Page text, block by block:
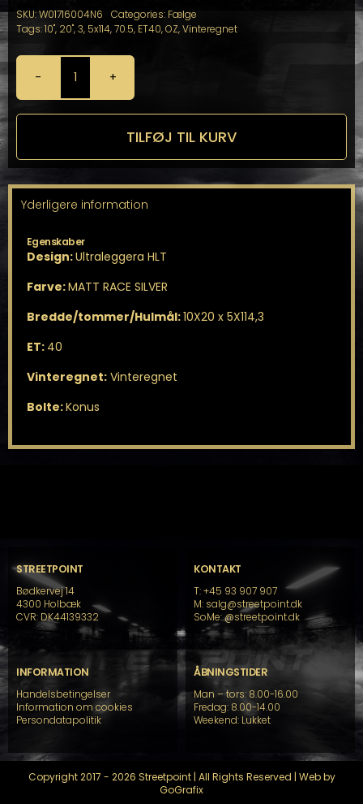
SKU:W01716004N6 Categories: Fælge
Tags:10", 20",3, 5x114,70.5, ET40,OZ,Vinteregnet
OZ
Ultraleggera
HLT
antal
TILFØJ TIL KURV
Yderligere information
Egenskaber
Design:Ultraleggera HLT
Farve:MATT RACE SILVER
Bredde/tommer/Hulmål:10X20 x 5X114,3
ET: 40
Vinteregnet:Vinteregnet
Bolte:Konus
STREETPOINT
Bødkervej 14
4300 Holbæk
CVR: DK44139332
KONTAKT
T: +45 93 907 907
M: salg@streetpoint.dk
SoMe:@streetpoint.dk
INFORMATION
Handelsbetingelser
Information om cookies
Persondatapolitik
ÅBNINGSTIDER
Man – tors: 8.00-16.00
Fredag: 8.00-14.00
Weekend: Lukket
Copyright 2017 - 2026 Streetpoint | All Rights Reserved | Web by
GoGrafix